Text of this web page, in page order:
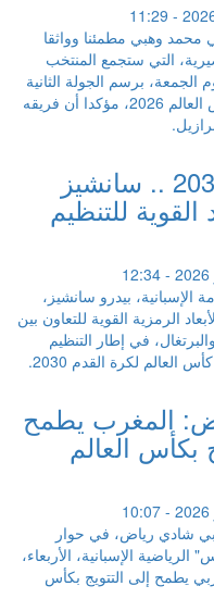
محمد وهبي مطمئنا وواثقا
التي ستجمع المنتخب
برسم الجولة الثانية
من مباريات المجموعة الثالثة لنهائيات كأس العالم 2026، مؤكدا أن فريقه
مونديال 2030 .. سانشيز
القوية للتنظيم
الإسبانية، بيدرو سانشيز،
الرمزية القوية للتعاون بين
في إطار التنظيم
العالم لكرة القدم 2030.
المغرب يطمح
بكأس العالم
شادي رياض، في حوار
الإسبانية، الأربعاء،
يطمح إلى التتويج بكأس